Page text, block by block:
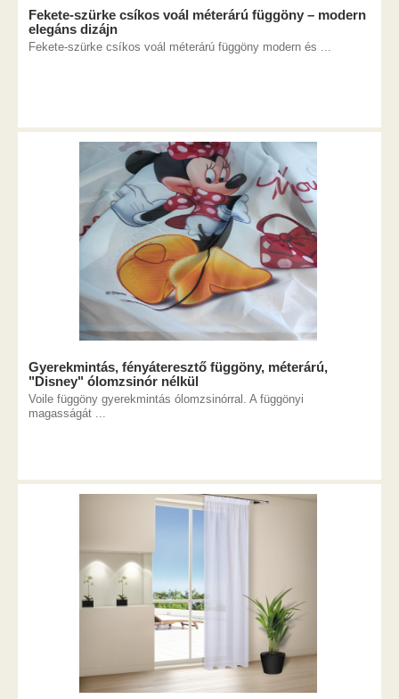
Fekete-szürke csíkos voál méterárú függöny – modern
elegáns dizájn
Fekete-szürke csíkos voál méterárú függöny modern és ...
Gyerekmintás, fényáteresztő függöny, méterárú,
"Disney" ólomzsinór nélkül
Voile függöny gyerekmintás ólomzsinórral. A függönyi
magasságát ...